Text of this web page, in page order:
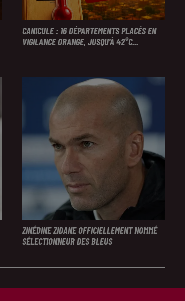
CANICULE : 16 DÉPARTEMENTS PLACÉS EN
VIGILANCE ORANGE, JUSQU'À 42°C...
ZINÉDINE ZIDANE OFFICIELLEMENT NOMMÉ
SÉLECTIONNEUR DES BLEUS